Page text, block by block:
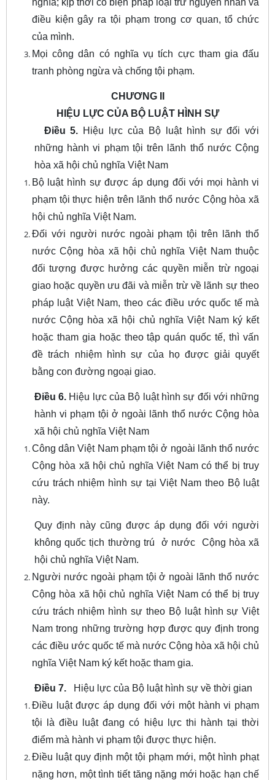
điều kiện gây ra tội phạm trong cơ quan, tổ chức
của mình.
Mọi công dân có nghĩa vụ tích cực tham gia đấu
tranh phòng ngừa và chống tội phạm.
CHƯƠNG II
HIỆU LỰC CỦA BỘ LUẬT HÌNH SỰ
Điều 5. Hiệu lực của Bộ luật hình sự đối với
những hành vi phạm tội trên lãnh thổ nước Cộng
hòa xã hội chủ nghĩa Việt Nam
Bộ luật hình sự được áp dụng đối với mọi hành vi
phạm tội thực hiện trên lãnh thổ nước Cộng hòa xã
hội chủ nghĩa Việt Nam.
Đối với người nước ngoài phạm tội trên lãnh thổ
nước Cộng hòa xã hội chủ nghĩa Việt Nam thuộc
đối tượng được hưởng các quyền miễn trừ ngoại
giao hoặc quyền ưu đãi và miễn trừ về lãnh sự theo
pháp luật Việt Nam, theo các điều ước quốc tế mà
nước Cộng hòa xã hội chủ nghĩa Việt Nam ký kết
hoặc tham gia hoặc theo tập quán quốc tế, thì vấn
đề trách nhiệm hình sự của họ được giải quyết
bằng con đường ngoại giao.
Điều 6. Hiệu lực của Bộ luật hình sự đối với những
hành vi phạm tội ở ngoài lãnh thổ nước Cộng hòa
xã hội chủ nghĩa Việt Nam
Công dân Việt Nam phạm tội ở ngoài lãnh thổ nước
Cộng hòa xã hội chủ nghĩa Việt Nam có thể bị truy
cứu trách nhiệm hình sự tại Việt Nam theo Bộ luật
này.
Quy định này cũng được áp dụng đối với người
không quốc tịch thường trú ở nước Cộng hòa xã
hội chủ nghĩa Việt Nam.
Người nước ngoài phạm tội ở ngoài lãnh thổ nước
Cộng hòa xã hội chủ nghĩa Việt Nam có thể bị truy
cứu trách nhiệm hình sự theo Bộ luật hình sự Việt
Nam trong những trường hợp được quy định trong
các điều ước quốc tế mà nước Cộng hòa xã hội chủ
nghĩa Việt Nam ký kết hoặc tham gia.
Điều 7.Hiệu lực của Bộ luật hình sự về thời gian
Điều luật được áp dụng đối với một hành vi phạm
tội là điều luật đang có hiệu lực thi hành tại thời
điểm mà hành vi phạm tội được thực hiện.
Điều luật quy định một tội phạm mới, một hình phạt
nặng hơn, một tình tiết tăng nặng mới hoặc hạn chế